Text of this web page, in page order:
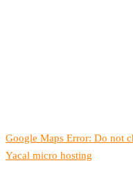
Google Maps Error: Do not
Yacal micro hosting